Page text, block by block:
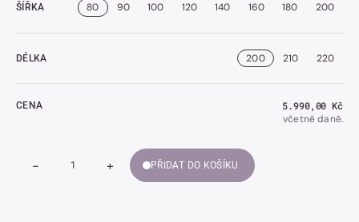
ŠÍŘKA 80 90 100 120 140 160 180 200
DÉLKA 200 210 220
CENA Běžná
cena
5.990,00 Kč
včetně daně.
Snížit
-
Zvýšit
množství
+ PŘIDAT DO KOŠÍKU